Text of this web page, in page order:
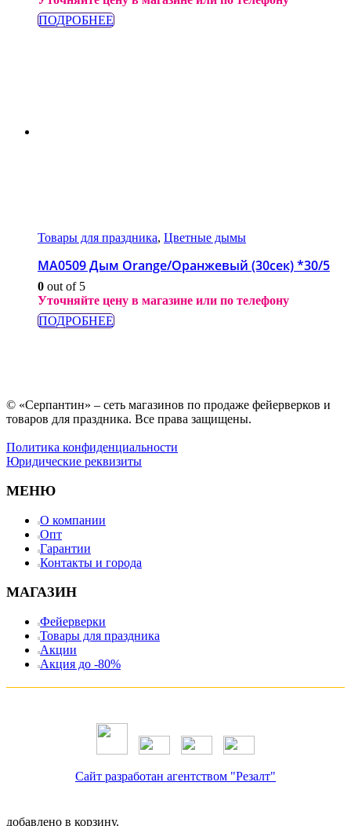
ПОДРОБНЕЕ
Товары для праздника, Цветные дымы
МА0509 Дым Orange/Оранжевый (30сек) *30/5
0 out of 5
Уточняйте цену в магазине или по телефону
ПОДРОБНЕЕ
© «Серпантин» – сеть магазинов по продаже фейерверков и
товаров для праздника. Все права защищены.
Политика конфиденциальности
Юридические реквизиты
МЕНЮ
О компании
Опт
Гарантии
Контакты и города
МАГАЗИН
Фейерверки
Товары для праздника
Акции
Акция до -80%
Сайт разработан агентством "Резалт"
добавлено в корзину.